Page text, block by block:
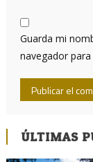
Guarda mi
navegador
ÚLTIMAS